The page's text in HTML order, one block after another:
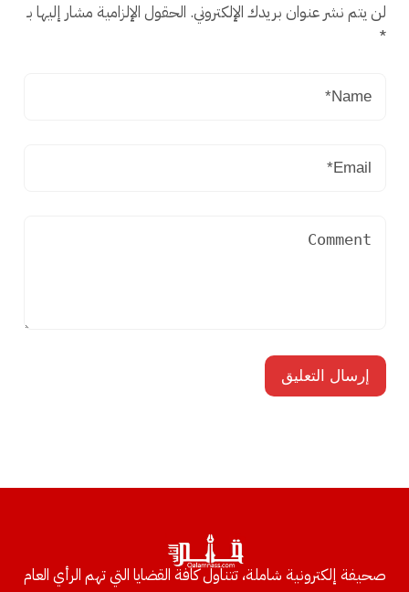
لن يتم نشر عنوان بريدك الإلكتروني. الحقول الإلزامية مشار إليها بـ
*
صحيفة إلكترونية شاملة، تتناول كافة القضايا التي تهم الرأي العام